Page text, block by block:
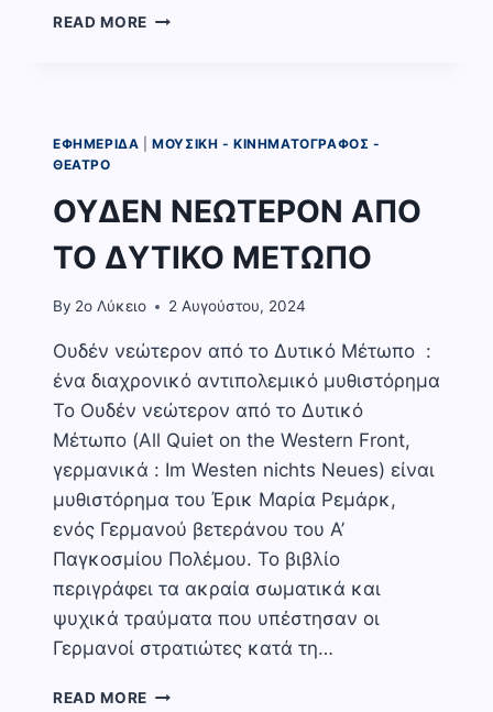
READ MORE ΈΓΚΛΗΜΑ
ΕΦΗΜΕΡΊΔΑ |ΜΟΥΣΙΚΉ - ΚΙΝΗΜΑΤΟΓΡΆΦΟΣ -
ΘΈΑΤΡΟ
ΟΥΔΕΝ ΝΕΩΤΕΡΟΝ ΑΠΟ
ΤΟ ΔΥΤΙΚΟ ΜΕΤΩΠΟ
By 2o Λύκειο 2 Αυγούστου, 2024
Ουδέν νεώτερον από το Δυτικό Μέτωπο :
ένα διαχρονικό αντιπολεμικό μυθιστόρημα
Το Ουδέν νεώτερον από το Δυτικό
Μέτωπο (All Quiet on the Western Front,
γερμανικά : Im Westen nichts Neues) είναι
μυθιστόρημα του Έρικ Μαρία Ρεμάρκ,
ενός Γερμανού βετεράνου του Α’
Παγκοσμίου Πολέμου. Το βιβλίο
περιγράφει τα ακραία σωματικά και
ψυχικά τραύματα που υπέστησαν οι
Γερμανοί στρατιώτες κατά τη…
READ MORE ΟΥΔΕΝ